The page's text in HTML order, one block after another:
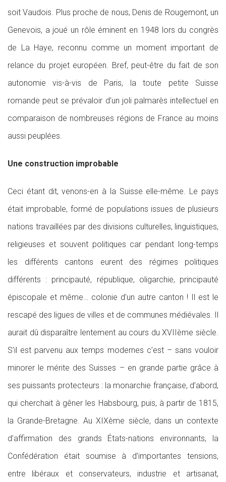
soit Vaudois. Plus proche de nous, Denis de Rougemont, un
Genevois, a joué un rôle éminent en 1948 lors du congrès
de La Haye, reconnu comme un moment important de
relance du projet européen. Bref, peut-être du fait de son
autonomie vis-à-vis de Paris, la toute petite Suisse
romande peut se prévaloir d’un joli palmarès intellectuel en
comparaison de nombreuses régions de France au moins
aussi peuplées.
Une construction improbable
Ceci étant dit, venons-en à la Suisse elle-même. Le pays
était improbable, formé de populations issues de plusieurs
nations travaillées par des divisions culturelles, linguistiques,
religieuses et souvent politiques car pendant long-temps
les différents cantons eurent des régimes politiques
différents : principauté, république, oligarchie, principauté
épiscopale et même… colonie d’un autre canton ! Il est le
rescapé des ligues de villes et de communes médiévales. Il
aurait dû disparaître lentement au cours du XVIIème siècle.
S’il est parvenu aux temps modernes c’est – sans vouloir
minorer le mérite des Suisses – en grande partie grâce à
ses puissants protecteurs : la monarchie française, d’abord,
qui cherchait à gêner les Habsbourg, puis, à partir de 1815,
la Grande-Bretagne. Au XIXème siècle, dans un contexte
d’affirmation des grands États-nations environnants, la
Confédération était soumise à d’importantes tensions,
entre libéraux et conservateurs, industrie et artisanat,